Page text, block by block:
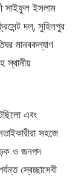
সাইফুল ইসলাম
দল, সুহিলপুর
মানবকল্যাণ
স্থানীয়
এবং
সহজে
ও জনপদ
স্বেচ্ছাসেবী